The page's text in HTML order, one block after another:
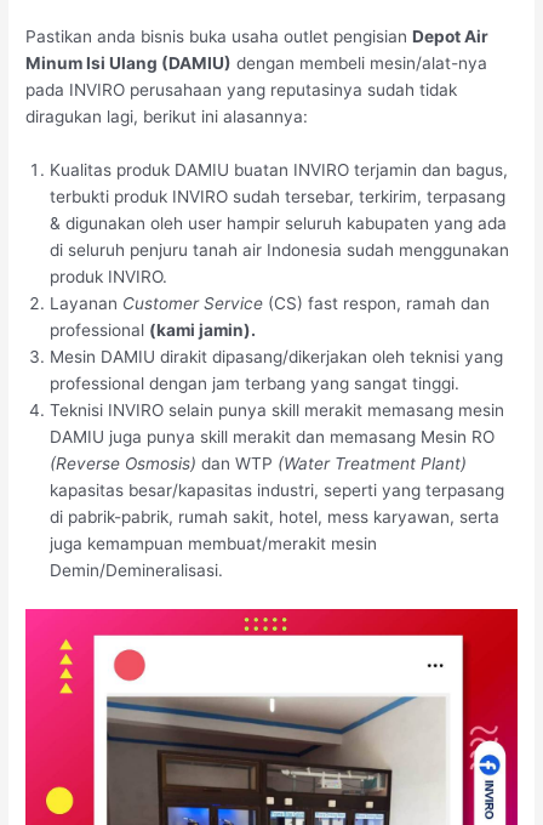
Pastikan anda bisnis buka usaha outlet pengisianDepot Air
Minum Isi Ulang (DAMIU) dengan membeli mesin/alat-nya
pada INVIRO perusahaan yang reputasinya sudah tidak
diragukan lagi, berikut ini alasannya:
Kualitas produk DAMIU buatan INVIRO terjamin dan bagus,
terbukti produk INVIRO sudah tersebar, terkirim, terpasang
& digunakan oleh user hampir seluruh kabupaten yang ada
di seluruh penjuru tanah air Indonesia sudah menggunakan
produk INVIRO.
Layanan Customer Service (CS) fast respon, ramah dan
professional (kami jamin).
Mesin DAMIU dirakit dipasang/dikerjakan oleh teknisi yang
professional dengan jam terbang yang sangat tinggi.
Teknisi INVIRO selain punya skill merakit memasang mesin
DAMIU juga punya skill merakit dan memasang Mesin RO
(Reverse Osmosis) dan WTP (Water Treatment Plant)
kapasitas besar/kapasitas industri, seperti yang terpasang
di pabrik-pabrik, rumah sakit, hotel, mess karyawan, serta
juga kemampuan membuat/merakit mesin
Demin/Demineralisasi.